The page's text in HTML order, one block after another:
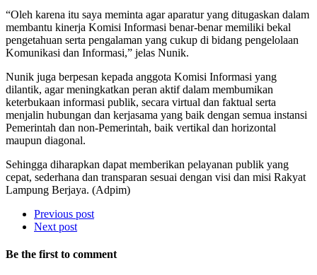
“Oleh karena itu saya meminta agar aparatur yang ditugaskan dalam
membantu kinerja Komisi Informasi benar-benar memiliki bekal
pengetahuan serta pengalaman yang cukup di bidang pengelolaan
Komunikasi dan Informasi,” jelas Nunik.
Nunik juga berpesan kepada anggota Komisi Informasi yang
dilantik, agar meningkatkan peran aktif dalam membumikan
keterbukaan informasi publik, secara virtual dan faktual serta
menjalin hubungan dan kerjasama yang baik dengan semua instansi
Pemerintah dan non-Pemerintah, baik vertikal dan horizontal
maupun diagonal.
Sehingga diharapkan dapat memberikan pelayanan publik yang
cepat, sederhana dan transparan sesuai dengan visi dan misi Rakyat
Lampung Berjaya. (Adpim)
Previous post
Next post
Be the first to comment